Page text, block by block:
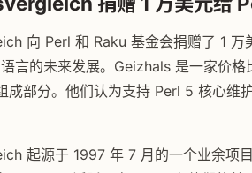
向 Perl 和 Raku 基金会捐赠了 1
言的未来发展。Geizhals 是一家价
成部分。他们认为支持 Perl 5 核心维
起源于 1997 年 7 月的一个业余项